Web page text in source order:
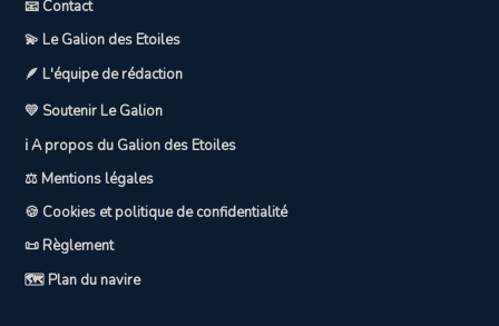
📧 Contact
💫 Le Galion des Etoiles
🪶 L'équipe de rédaction
💛 Soutenir Le Galion
ℹ️ A propos du Galion des Etoiles
⚖️ Mentions légales
🍪 Cookies et politique de confidentialité
📜 Règlement
🗺️ Plan du navire